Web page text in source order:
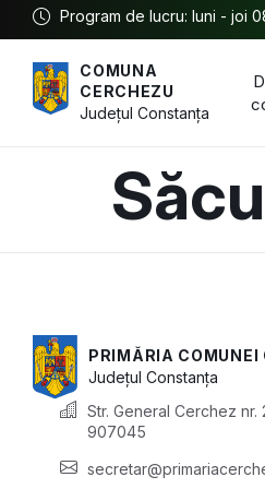
Program de lucru: luni - joi
COMUNA
CERCHEZU
JudețulConstanța
PRIMĂRIA COMUNEI
JudețulConstanța
Str. General Cerchez nr.
907045